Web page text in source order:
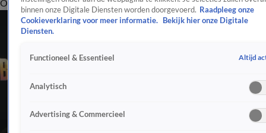
OverzichtEntertainmentSpraakmakendRealityCrimeVideo's
binnen onze Digitale Diensten worden doorgevoerd. Raadpleeg onze
Cookieverklaring voor meer informatie.
Bekijk hier onze Digitale
Diensten.
Functioneel & Essentieel Altijd
Analytisch
Advertising & Commercieel